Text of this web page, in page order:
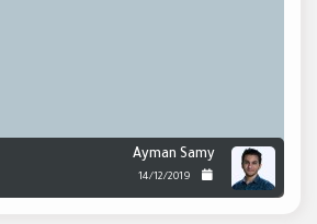
Ayman Samy
14/12/2019